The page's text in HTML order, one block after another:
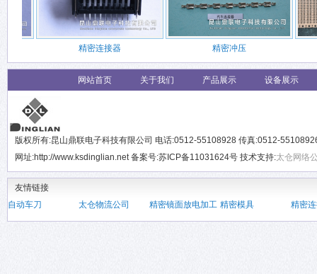
精密连接器 精密冲压
网站首页 关于我们 产品展示 设备展示
版权所有:昆山鼎联电子科技有限公司 电话:0512-55108928 传真:0512-
网址:http://www.ksdinglian.net 备案号:苏ICP备11031624号 技术支持:太仓网络
友情链接
自动车刀
太仓物流公司 精密镜面放电加工 精密模具 精密